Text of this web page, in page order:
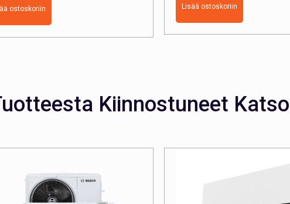
ostoskoriin Lisää ostoskoriin
Kiinnostuneet